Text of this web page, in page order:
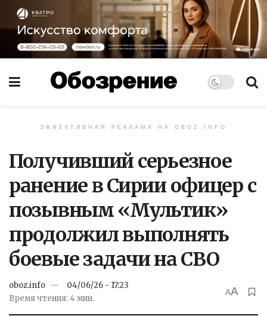
ЭФФЕКТИВНАЯ РЕКЛАМА НА OBOZ.INFO
Получивший серьезное
ранение в Сирии офицер с
позывным «Мультик»
продолжил выполнять
боевые задачи на СВО
oboz.info
04/06/26 - 17:23
Время чтения: 4 мин.
AA